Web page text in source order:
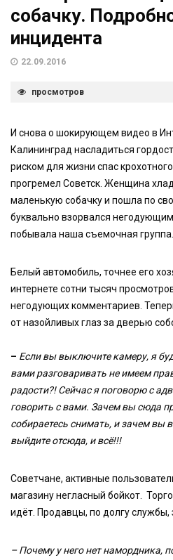
собачку.
инцидента
22.09.2016
просмотров
И снова о шокирующем видео в
Калининград насладиться
риском для жизни спас
прогремел Советск. Женщина
маленькую собачку и пошла по
буквально взорвался
побывала наша съемочная группа.
Белый автомобиль, точнее его
интернете сотни тысяч
негодующих комментариев.
от назойливых глаз за дверью
– Если вы выключите камеру, я
вами разговаривать не имеем
радости?! Сейчас я поговорю с
говорить с вами. Зачем вы сюда
собираетесь снимать, и зачем
выйдите отсюда, и всё!!!
Советчане, активные
магазину негласный бойкот.
идёт. Продавцы, по долгу
– Почему у него нет намордника,